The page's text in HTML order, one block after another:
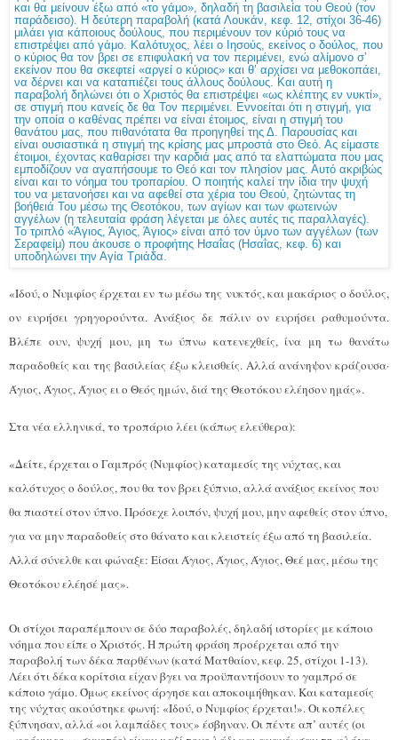
«Ιδού, ο Νυμφίος έρχεται εν τω μέσω της νυκτός, και μακάριος ο δούλος,
ον ευρήσει γρηγορούντα. Ανάξιος δε πάλιν ον ευρήσει ραθυμούντα.
Βλέπε ουν, ψυχή μου, μη τω ύπνω κατενεχθείς, ίνα μη τω θανάτω
παραδοθείς και της βασιλείας έξω κλεισθείς. Αλλά ανάνηψον κράζουσα·
Άγιος, Άγιος, Άγιος ει ο Θεός ημών, διά της Θεοτόκου ελέησον ημάς».
Στα νέα ελληνικά, το τροπάριο λέει (κάπως ελεύθερα):
«Δείτε, έρχεται ο Γαμπρός (Νυμφίος) καταμεσίς της νύχτας, και
καλότυχος ο δούλος, που θα τον βρει ξύπνιο, αλλά ανάξιος εκείνος που
θα πιαστεί στον ύπνο. Πρόσεχε λοιπόν, ψυχή μου, μην αφεθείς στον ύπνο,
για να μην παραδοθείς στο θάνατο και κλειστείς έξω από τη βασιλεία.
Αλλά σύνελθε και φώναξε: Είσαι Άγιος, Άγιος, Άγιος, Θεέ μας, μέσω της
Θεοτόκου ελέησέ μας».
Οι στίχοι παραπέμπουν σε δύο παραβολές, δηλαδή ιστορίες με κάποιο
νόημα που είπε ο Χριστός. Η πρώτη φράση προέρχεται από την
παραβολή των δέκα παρθένων (κατά Ματθαίον, κεφ. 25, στίχοι 1-13).
Λέει ότι δέκα κορίτσια είχαν βγει να προϋπαντήσουν το γαμπρό σε
κάποιο γάμο. Όμως εκείνος άργησε και αποκοιμήθηκαν. Και καταμεσίς
της νύχτας ακούστηκε φωνή: «Ιδού, ο Νυμφίος έρχεται!». Οι κοπέλες
ξύπνησαν, αλλά «οι λαμπάδες τους» έσβηναν. Οι πέντε απ’ αυτές (οι